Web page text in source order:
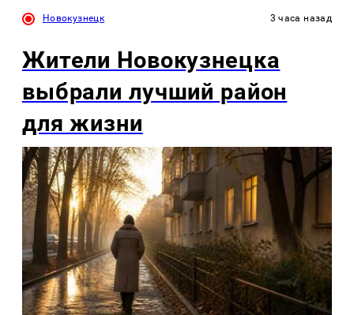
Новокузнецк 3 часа назад
Жители Новокузнецка
выбрали лучший район
для жизни